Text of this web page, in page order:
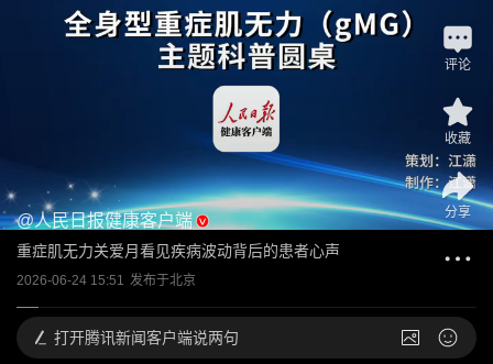
@人民日报健康客户端
重症肌无力关爱月看见疾病波动背后的患者心声
2026-06-24 15:51 发布于北京
评论
收藏
分享
打开腾讯新闻客户端说两句